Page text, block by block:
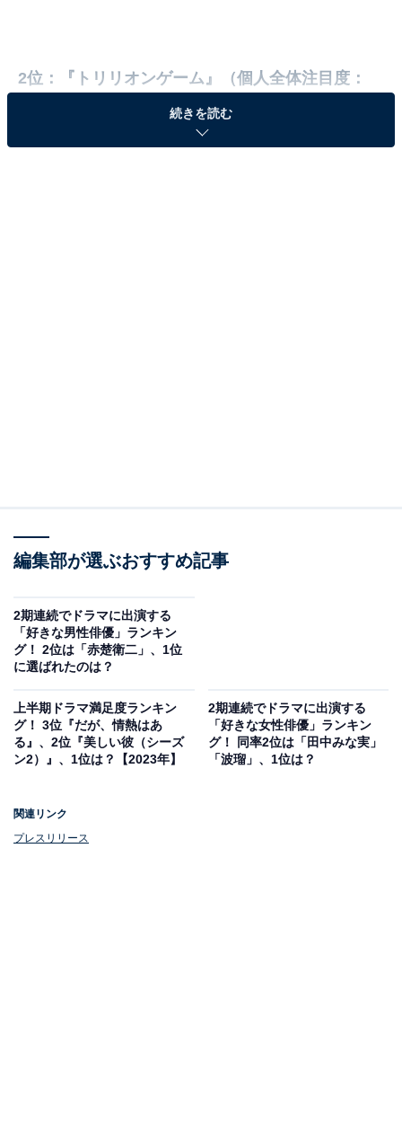
2位：『トリリオンゲーム』（個人全体注目度：
を原作としてドラマ化した作品です。主な出演者に、
らが名を連ね、キャスティングの段階から話題となりま
した。
演じる“気弱なパソコンオタク”ガクという正反対の2人が
ゼロから起業して成り上がろうと奮起する、ノンストッ
プ・エンターテインメント。その他、一癖も二癖もある
ます。
続きを読む
編集部が選ぶおすすめ記事
2期連続でドラマに出演する
「好きな男性俳優」ランキン
グ！ 2位は「赤楚衛二」、1位
に選ばれたのは？
上半期ドラマ満足度ランキン
グ！ 3位『だが、情熱はあ
る』、2位『美しい彼（シーズ
ン2）』、1位は？【2023年】
2期連続でドラマに出演する
「好きな女性俳優」ランキン
グ！ 同率2位は「田中みな実」
「波瑠」、1位は？
関連リンク
プレスリリース